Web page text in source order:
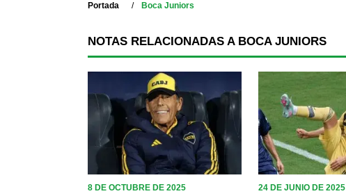
Portada Boca Juniors
NOTAS RELACIONADAS A BOCA JUNIORS
8 DE OCTUBRE DE 2025 24 DE JUNIO DE 2025